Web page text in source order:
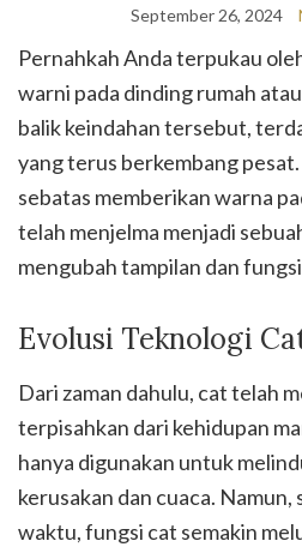
September 26, 2024
Pernahkah Anda terpukau
warni pada dinding rumah
balik keindahan tersebut,
yang terus berkembang
sebatas memberikan warna
telah menjelma menjadi
mengubah tampilan dan
Evolusi Teknologi
Dari zaman dahulu, cat telah
terpisahkan dari kehidupan
hanya digunakan untuk
kerusakan dan cuaca.
waktu, fungsi cat semakin